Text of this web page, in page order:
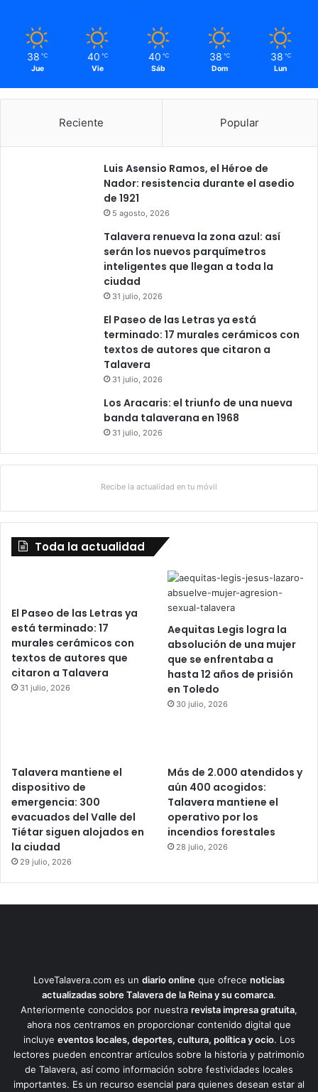
38 ℃
Jue
40 ℃
Vie
40 ℃
Sáb
38 ℃
Dom
38 ℃
Lun
Reciente Popular
Luis Asensio Ramos, el Héroe de
Nador: resistencia durante el asedio
de 1921
5 agosto, 2026
Talavera renueva la zona azul: así
serán los nuevos parquímetros
inteligentes que llegan a toda la
ciudad
31 julio, 2026
El Paseo de las Letras ya está
terminado: 17 murales cerámicos con
textos de autores que citaron a
Talavera
31 julio, 2026
Los Aracaris: el triunfo de una nueva
banda talaverana en 1968
31 julio, 2026
Recibe la actualidad en tu móvil
Toda la actualidad
El Paseo de las Letras ya
está terminado: 17
murales cerámicos con
textos de autores que
citaron a Talavera
31 julio, 2026
Aequitas Legis logra la
absolución de una mujer
que se enfrentaba a
hasta 12 años de prisión
en Toledo
30 julio, 2026
Talavera mantiene el
dispositivo de
emergencia: 300
evacuados del Valle del
Tiétar siguen alojados en
la ciudad
29 julio, 2026
Más de 2.000 atendidos y
aún 400 acogidos:
Talavera mantiene el
operativo por los
incendios forestales
28 julio, 2026
LoveTalavera.com es un diario online que ofrece noticias
actualizadas sobre Talavera de la Reina y su comarca.
Anteriormente conocidos por nuestra revista impresa gratuita,
ahora nos centramos en proporcionar contenido digital que
incluye eventos locales, deportes, cultura, política y ocio. Los
lectores pueden encontrar artículos sobre la historia y patrimonio
de Talavera, así como información sobre festividades locales
importantes. Es un recurso esencial para quienes desean estar al